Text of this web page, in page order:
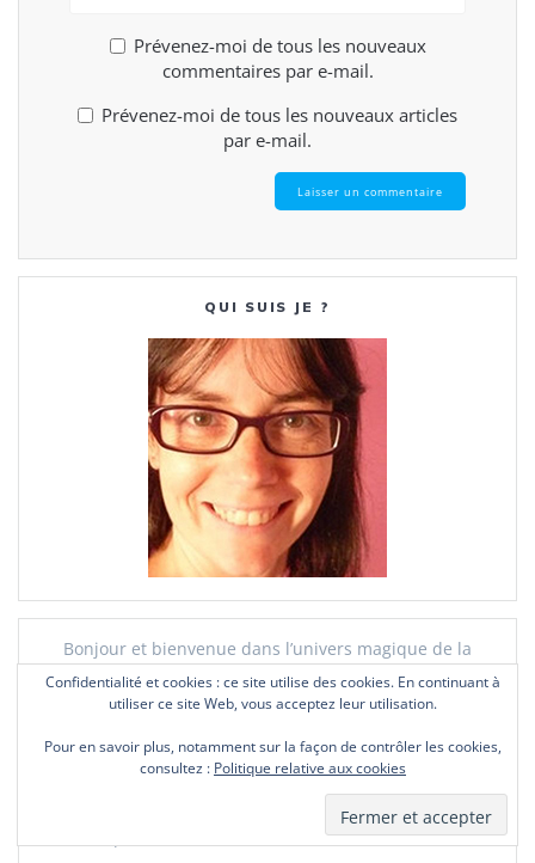
Prévenez-moi de tous les nouveaux
commentaires par e-mail.
Prévenez-moi de tous les nouveaux articles
par e-mail.
QUI SUIS JE ?
Bonjour et bienvenue dans l’univers magique de la
gourmandise
Je m’appelle Mélanie Deras. Je suis créatrice de biscuits
personnalisés depuis 2013.
sablés fait-maison. Ici, la magie est un ingrédient
essentiel pour rendre mémorables tous vos événements !
Confidentialité et cookies : ce site utilise des cookies. En continuant à
utiliser ce site Web, vous acceptez leur utilisation.
Pour en savoir plus, notamment sur la façon de contrôler les cookies,
consultez : Politique relative aux cookies